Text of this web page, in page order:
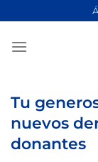
contenido
Tu
nuevos
donantes